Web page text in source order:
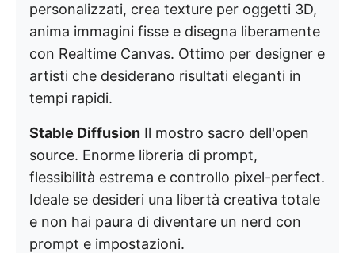
personalizzati, crea texture per oggetti 3D,
anima immagini fisse e disegna liberamente
con Realtime Canvas. Ottimo per designer e
artisti che desiderano risultati eleganti in
tempi rapidi.
Stable Diffusion Il mostro sacro dell'open
source. Enorme libreria di prompt,
flessibilità estrema e controllo pixel-perfect.
Ideale se desideri una libertà creativa totale
e non hai paura di diventare un nerd con
prompt e impostazioni.